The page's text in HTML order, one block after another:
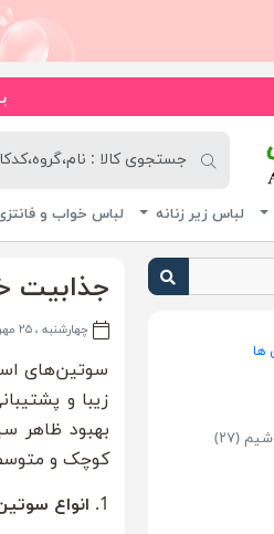
به فروشگاه اینترنتی
لباس زیر زنانه لباس خواب و
ها
(۲۷)
جذابیت
چهارشنبه ، ۲۵ مهر ۱۴۰۳
سوتین‌های
زیبا و
بهبود ظاهر
کوچک و
1. انواع